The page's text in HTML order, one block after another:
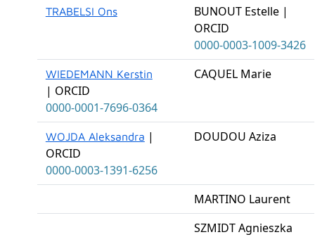
TRABELSI Ons
BUNOUT Estelle |
ORCID
0000-0003-1009-3426
WIEDEMANN Kerstin
| ORCID
0000-0001-7696-0364
CAQUEL Marie
WOJDA Aleksandra |
ORCID
0000-0003-1391-6256
DOUDOU Aziza
MARTINO Laurent
SZMIDT Agnieszka